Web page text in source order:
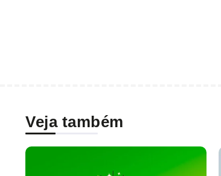
Veja também